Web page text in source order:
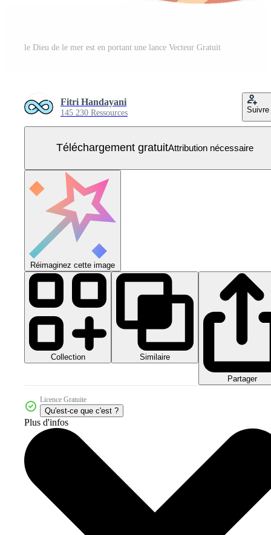
le Dieu de le mer est en portant une lance Vecteur Gratuit
Fitri Handayani
145 230 Ressources Suivre
Téléchargement gratuitAttribution nécessaire
Réimaginez cette image
Collection Similaire
Partager
Licence Gratuite
Qu'est-ce que c'est ?
Plus d'infos